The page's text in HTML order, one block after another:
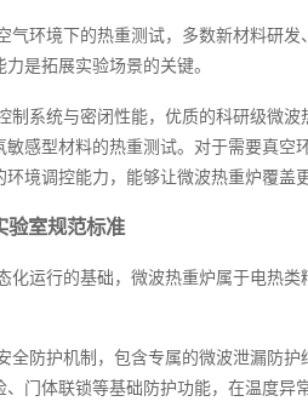
气环境下的热重测试，多数新材料研
是拓展实验场景的关键。
制系统与密闭性能，优质的科研级微
感型材料的热重测试。对于需要真
境调控能力，能够让微波热重炉覆盖
验室规范标准
化运行的基础，微波热重炉属于电热
全防护机制，包含专属的微波泄漏防
门体联锁等基础防护功能，在温度异